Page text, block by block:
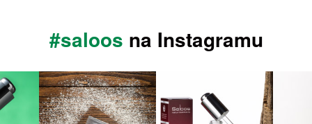
#saloos na Instagramu